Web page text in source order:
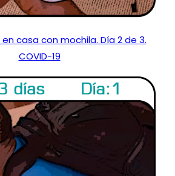
casa con mochila. Día 2 de 3.
COVID-19